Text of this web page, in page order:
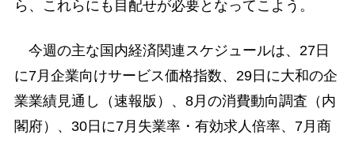
ら、これらにも目配せが必要となってこよう。
今週の主な国内経済関連スケジュールは、27日
に7月企業向けサービス価格指数、29日に大和の企
業業績見通し（速報版）、8月の消費動向調査（内
閣府）、30日に7月失業率・有効求人倍率、7月商